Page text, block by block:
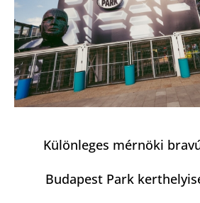
Különleges mérnöki
Budapest Park